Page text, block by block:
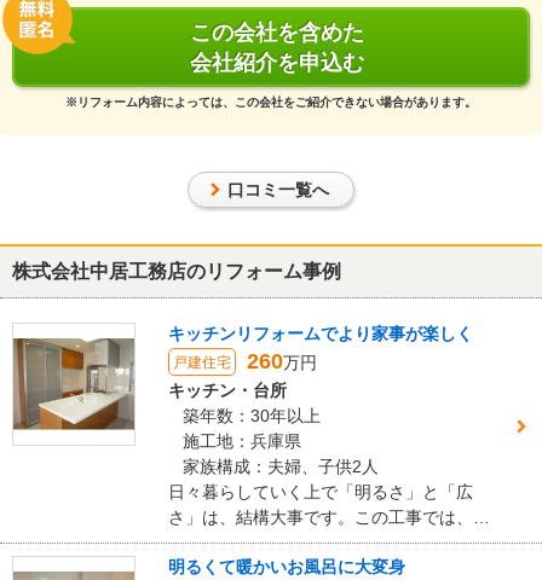
助かりました。作業される職人さんの仕事もとても丁寧で安心感が
あります。限られた予算内で希望の叶ったリフォームに満足してい
話を伺いました。その中で貴社はこちらの希望の把握が早く的確で
リフォーム会社からの返答
最高の評価、およびたくさんのお褒めのお言葉、誠にありがとうご
ざいます。大変光栄です。
お客様にも、ご不在時の工事に対するご対応や、家具のご移動など
たくさんのご協力をいただき、とてもスムーズにリフォーム工事を
進めることができました。心から感謝申し上げます。
今後も末永いお付き合いをさせていただけましたら幸いです。また
さいね。
この会社を含めた
会社紹介を申込む
※リフォーム内容によっては、この会社をご紹介できない場合があります。
口コミ一覧へ
株式会社中居工務店のリフォーム事例
キッチンリフォームでより家事が楽しく
戸建住宅 260万円
キッチン・台所
築年数：30年以上
施工地：兵庫県
家族構成：夫婦、子供2人
日々暮らしていく上で「明るさ」と「広
さ」は、結構大事です。この工事では、特
に明るく広くにこだわりました。
明るくて暖かいお風呂に大変身